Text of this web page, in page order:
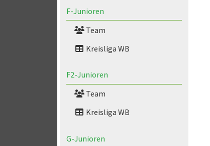
F-Junioren
Team
Kreisliga WB
F2-Junioren
Team
Kreisliga WB
G-Junioren